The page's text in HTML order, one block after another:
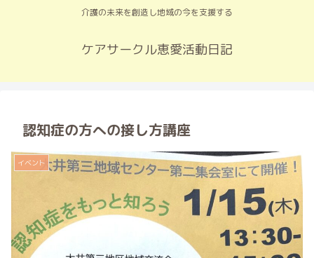
介護の未来を創造し地域の今を支援する
ケアサークル恵愛活動日記
認知症の方への接し方講座
イベント